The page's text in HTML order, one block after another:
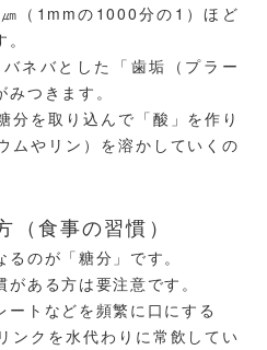
（1mmの1000分の1）ほど
ネバとした「歯垢（プラー
つきます。
分を取り込んで「酸」を作り
ムやリン）を溶かしていくの
（食事の習慣）
のが「糖分」です。
ある方は要注意です。
ートなどを頻繁に口にする
ンクを水代わりに常飲してい